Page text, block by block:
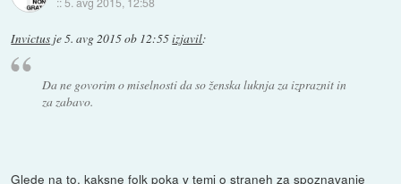
Invictus je5. avg 2015 ob 12:55izjavil:
Da ne govorim o miselnosti da so ženska luknja za izpraznit in
za zabavo.
Glede na to, kaksne folk poka v temi o straneh za spoznavanje